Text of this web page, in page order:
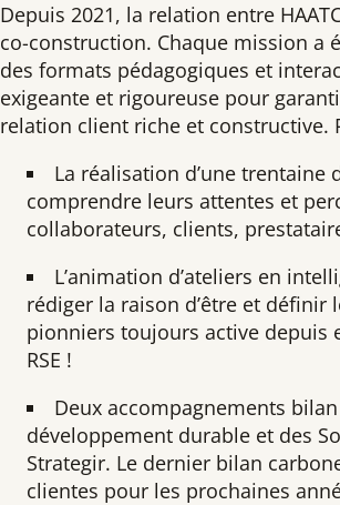
Depuis 2021, la relation entre
co-construction. Chaque mission a
des formats pédagogiques et
exigeante et rigoureuse pour
relation client riche et
La réalisation d’une trentaine
comprendre leurs attentes et
collaborateurs, clients,
L’animation d’ateliers en
rédiger la raison d’être et définir
pionniers toujours active depuis
RSE !
Deux accompagnements
développement durable et des
Strategir. Le dernier bilan
clientes pour les prochaines